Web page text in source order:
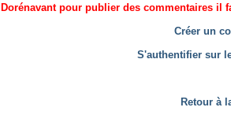
Dorénavant pour publier des commentaires il
Créer un
S'authentifier sur
Retour à